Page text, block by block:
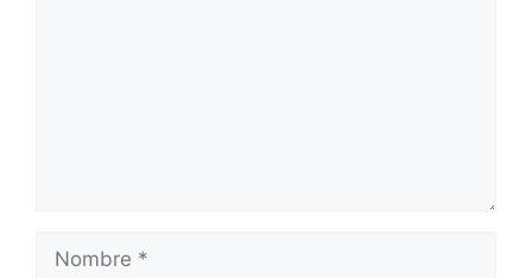
Nombre